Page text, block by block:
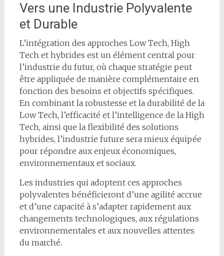
Vers une Industrie Polyvalente
et Durable
L’intégration des approches Low Tech, High
Tech et hybrides est un élément central pour
l’industrie du futur, où chaque stratégie peut
être appliquée de manière complémentaire en
fonction des besoins et objectifs spécifiques.
En combinant la robustesse et la durabilité de la
Low Tech, l’efficacité et l’intelligence de la High
Tech, ainsi que la flexibilité des solutions
hybrides, l’industrie future sera mieux équipée
pour répondre aux enjeux économiques,
environnementaux et sociaux.
Les industries qui adoptent ces approches
polyvalentes bénéficieront d’une agilité accrue
et d’une capacité à s’adapter rapidement aux
changements technologiques, aux régulations
environnementales et aux nouvelles attentes
du marché.